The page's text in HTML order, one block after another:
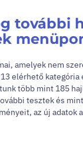
további
amelyek nem
elérhető kategória
több mint 185
tesztek és
az új adatok